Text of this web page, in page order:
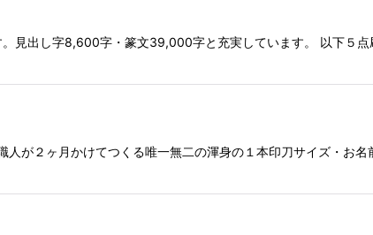
見出し字8,600字・篆文39,000字と充実しています。 以下５
ヶ月かけてつくる唯一無二の渾身の１本印刀サイズ・お名